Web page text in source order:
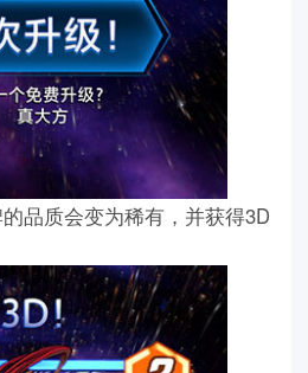
品质会变为稀有，并获得3D